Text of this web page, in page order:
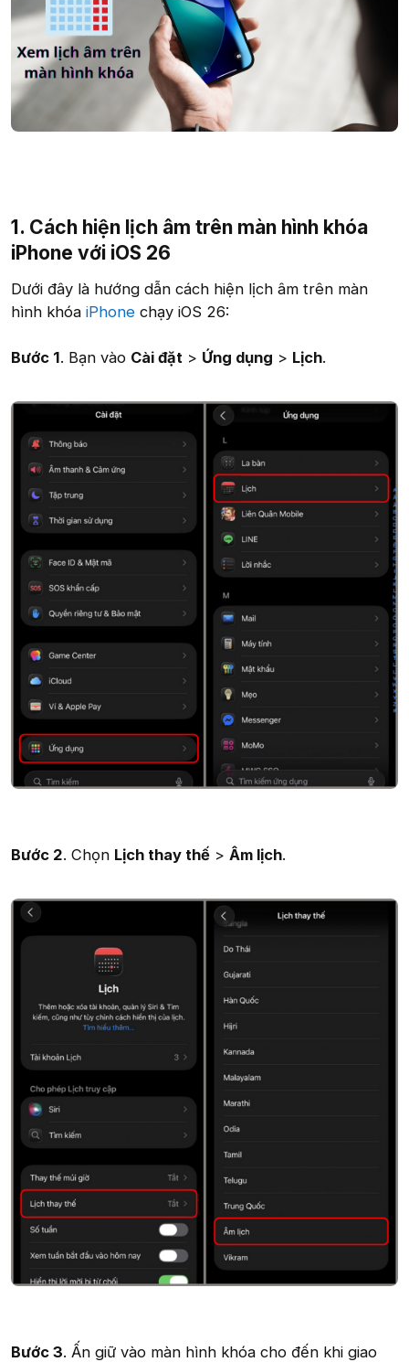
1. Cách hiện lịch âm trên màn hình khóa
iPhone với iOS 26
Dưới đây là hướng dẫn cách hiện lịch âm trên màn
hình khóa iPhone chạy iOS 26:
Bước 1. Bạn vào Cài đặt > Ứng dụng > Lịch.
Bước 2. Chọn Lịch thay thế > Âm lịch.
Bước 3. Ấn giữ vào màn hình khóa cho đến khi giao